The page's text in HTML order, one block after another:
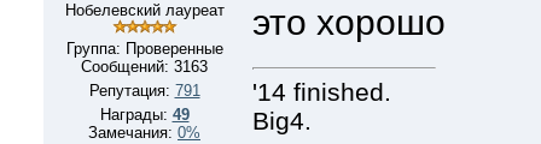
Нобелевский лауреат
Группа: Проверенные
Сообщений: 3163
Репутация: 791
Награды: 49
Замечания: 0%
это хорошо
'14 finished.
Big4.